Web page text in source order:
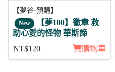
【夢谷-預購】
New 【夢100】徽章 救
助心愛的怪物 華斯諦
NT$120
購物車